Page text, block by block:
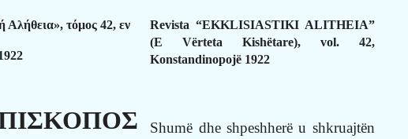
Αλήθεια», τόμος 42, εν
Revista “EKKLISIASTIKI ALITHEIA”
(E Vërteta Kishëtare), vol. 42,
Konstandinopojë 1922
Shumë dhe shpeshherë u shkruajtën